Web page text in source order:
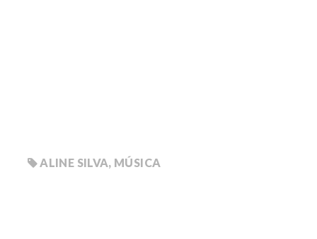
ALINE SILVA, MÚSICA